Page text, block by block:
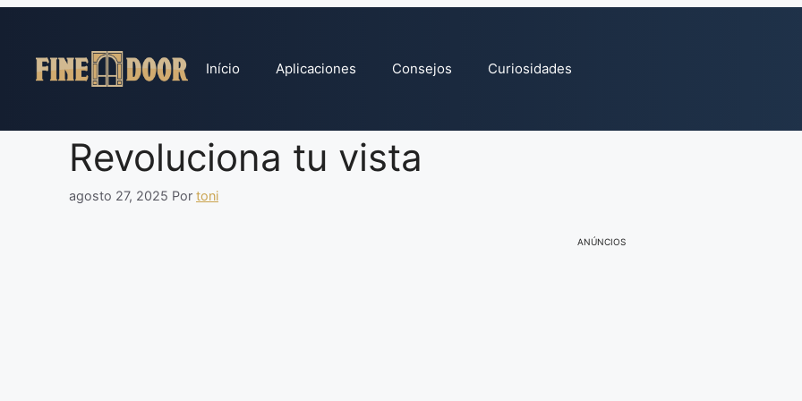
conteúdo
Início Aplicaciones Consejos Curiosidades
Revoluciona tu vista
agosto 27, 2025 Por toni
ANÚNCIOS